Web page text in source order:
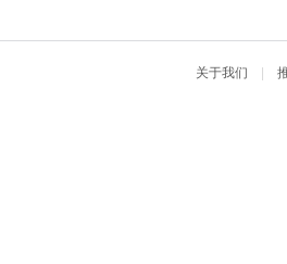
关于我们